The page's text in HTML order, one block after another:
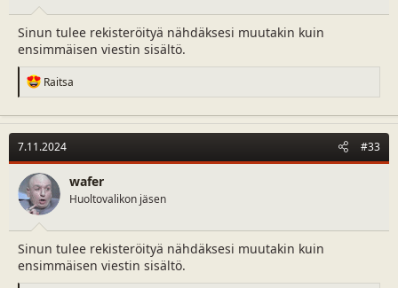
Sinun tulee rekisteröityä nähdäksesi muutakin kuin
ensimmäisen viestin sisältö.
R
e
c
t
i
o
n
s
:
Raitsa
7.11.2024 #33
wafer
Huoltovalikon jäsen
Sinun tulee rekisteröityä nähdäksesi muutakin kuin
ensimmäisen viestin sisältö.